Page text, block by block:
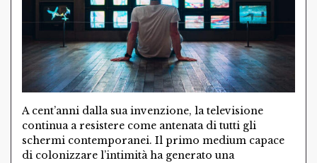
A cent’anni dalla sua invenzione, la televisione
continua a resistere come antenata di tutti gli
schermi contemporanei. Il primo medium capace
di colonizzare l’intimità ha generato una